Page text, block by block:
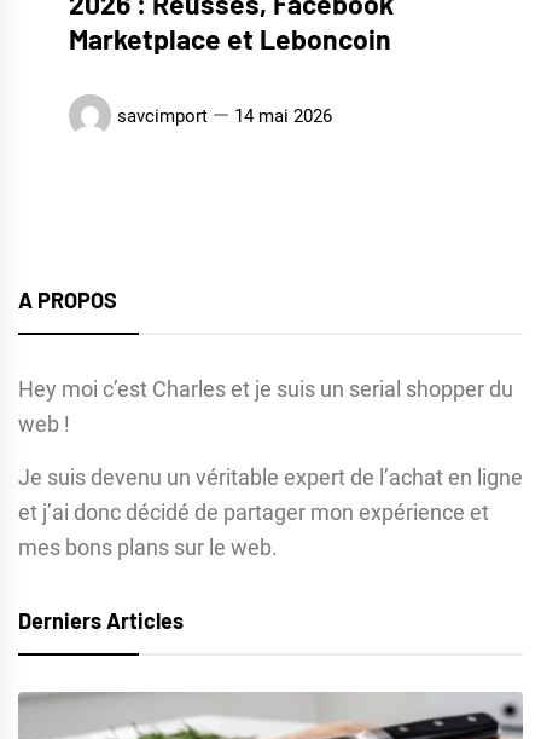
Marketplace et Leboncoin
savcimport 14 mai 2026
A PROPOS
Hey moi c’est Charles et je suis un serial shopper du
web !
Je suis devenu un véritable expert de l’achat en ligne
et j’ai donc décidé de partager mon expérience et
mes bons plans sur le web.
Derniers Articles